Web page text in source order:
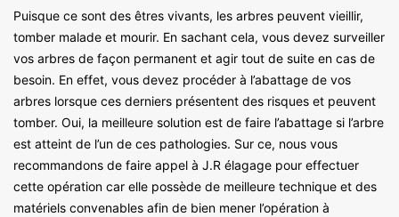
Puisque ce sont des êtres vivants, les arbres peuvent vieillir,
tomber malade et mourir. En sachant cela, vous devez surveiller
vos arbres de façon permanent et agir tout de suite en cas de
besoin. En effet, vous devez procéder à l’abattage de vos
arbres lorsque ces derniers présentent des risques et peuvent
tomber. Oui, la meilleure solution est de faire l’abattage si l’arbre
est atteint de l’un de ces pathologies. Sur ce, nous vous
recommandons de faire appel à J.R élagage pour effectuer
cette opération car elle possède de meilleure technique et des
matériels convenables afin de bien mener l’opération à